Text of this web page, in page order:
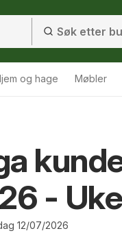
og hage Møbler
-
12/07/2026